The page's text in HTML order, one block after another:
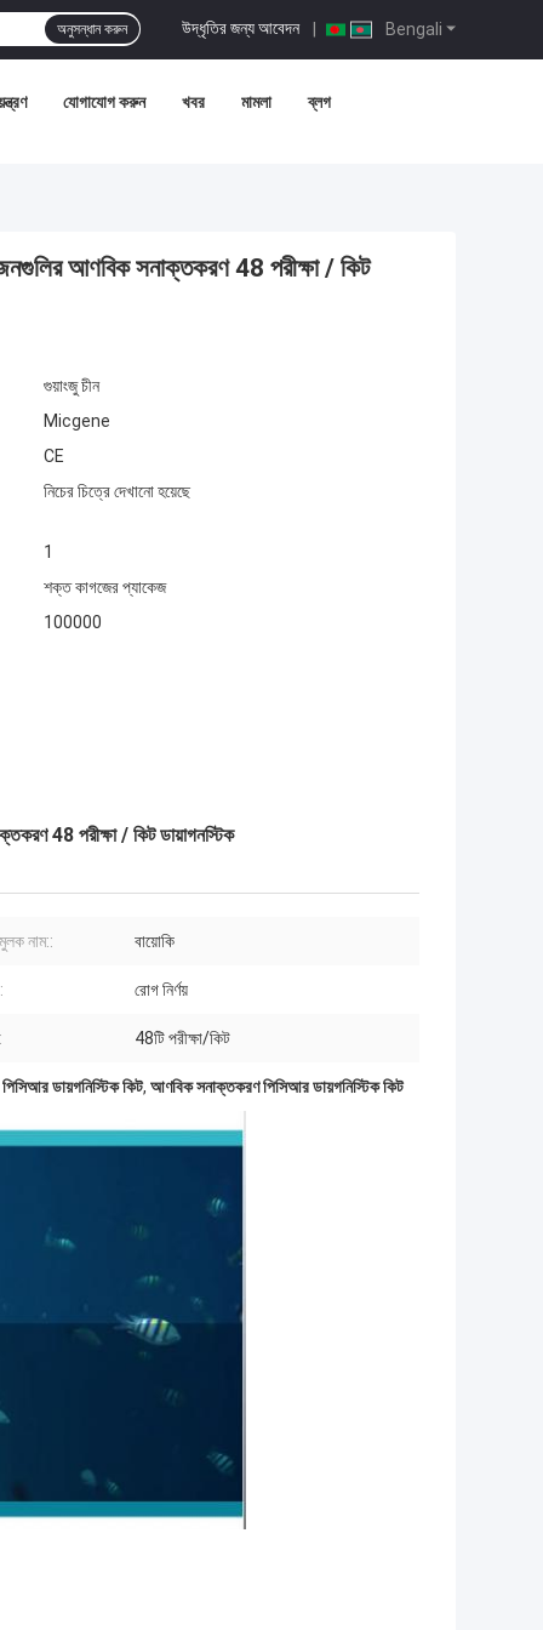
Bengali
উদ্ধৃতির জন্য আবেদন |
অনুসন্ধান করুন
যোগাযোগ করুন খবর মামলা ব্লগ
আণবিক সনাক্তকরণ 48 পরীক্ষা / কিট
গুয়াংজু চীন
Micgene
CE
নিচের চিত্রে দেখানো হয়েছে
1
শক্ত কাগজের প্যাকেজ
100000
48 পরীক্ষা / কিট ডায়াগনস্টিক
নাম:: বায়োকি
রোগ নির্ণয়
48টি পরীক্ষা/কিট
পিসিআর ডায়গনিস্টিক কিট, আণবিক সনাক্তকরণ পিসিআর ডায়গনিস্টিক কিট